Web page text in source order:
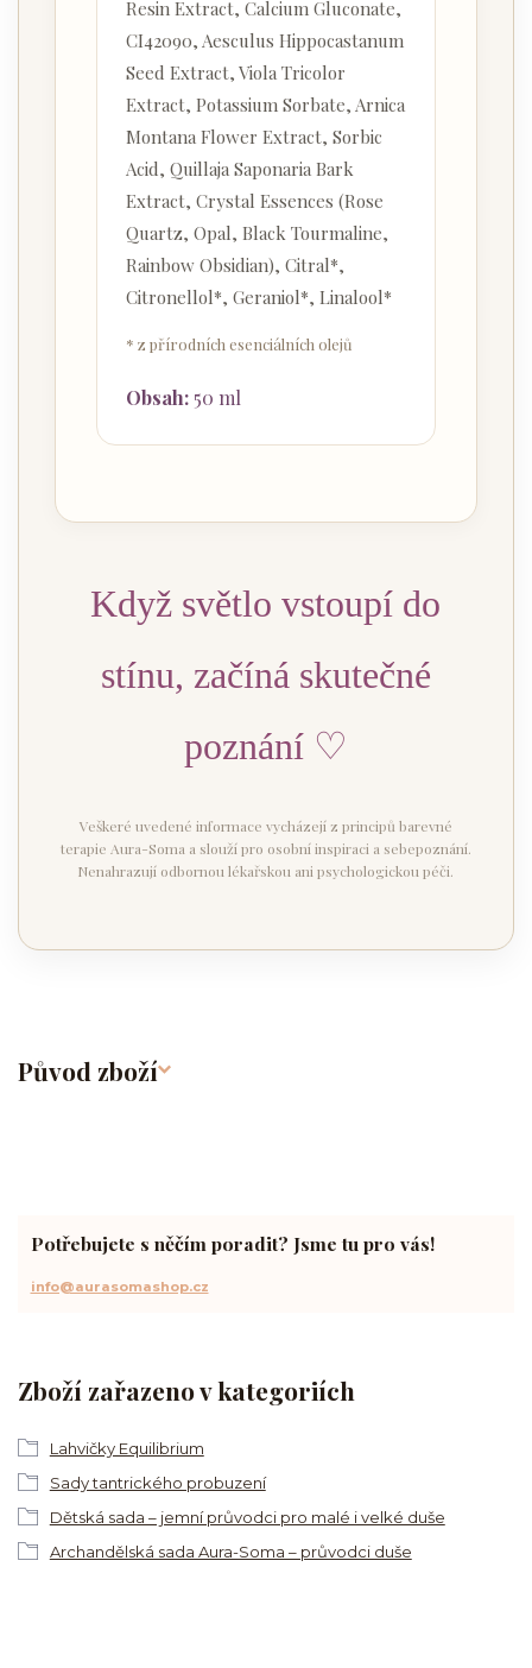
Resin Extract, Calcium Gluconate,
CI42090, Aesculus Hippocastanum
Seed Extract, Viola Tricolor
Extract, Potassium Sorbate, Arnica
Montana Flower Extract, Sorbic
Acid, Quillaja Saponaria Bark
Extract, Crystal Essences (Rose
Quartz, Opal, Black Tourmaline,
Rainbow Obsidian), Citral*,
Citronellol*, Geraniol*, Linalool*
* z přírodních esenciálních olejů
Obsah: 50 ml
Když světlo vstoupí do
stínu, začíná skutečné
poznání ♡
Veškeré uvedené informace vycházejí z principů barevné
terapie Aura-Soma a slouží pro osobní inspiraci a sebepoznání.
Nenahrazují odbornou lékařskou ani psychologickou péči.
Původ zboží
Zboží zařazeno v kategoriích
Lahvičky Equilibrium
Sady tantrického probuzení
Dětská sada – jemní průvodci pro malé i velké duše
Archandělská sada Aura-Soma – průvodci duše
Potřebujete s něčím poradit? Jsme tu pro vás!
info@aurasomashop.cz